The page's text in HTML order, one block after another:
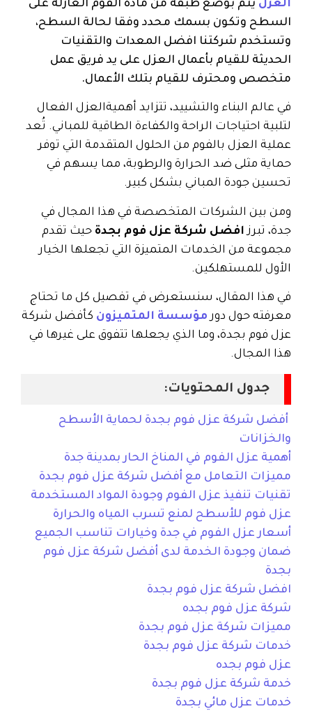
العزل يتم بوضع طبقة من مادة الفوم العازلة على
السطح وتكون بسمك محدد وفقا لحالة السطح،
وتستخدم شركتنا افضل المعدات والتقنيات
الحديثة للقيام بأعمال العزل على يد فريق عمل
متخصص ومحترف للقيام بتلك الأعمال.
في عالم البناء والتشييد، تتزايد أهميةالعزل الفعال
لتلبية احتياجات الراحة والكفاءة الطاقية للمباني. تُعد
عملية العزل بالفوم من الحلول المتقدمة التي توفر
حماية مثلى ضد الحرارة والرطوبة، مما يسهم في
تحسين جودة المباني بشكل كبير.
ومن بين الشركات المتخصصة في هذا المجال في
جدة، تبرز افضل شركة عزل فوم بجدة حيث تقدم
مجموعة من الخدمات المتميزة التي تجعلها الخيار
الأول للمستهلكين.
في هذا المقال، سنستعرض في تفصيل كل ما تحتاج
معرفته حول دورمؤسسة المتميزون كأفضل شركة
عزل فوم بجدة، وما الذي يجعلها تتفوق على غيرها في
هذا المجال.
جدول المحتويات:
أفضل شركة عزل فوم بجدة لحماية الأسطح
والخزانات
أهمية عزل الفوم في المناخ الحار بمدينة جدة
مميزات التعامل مع أفضل شركة عزل فوم بجدة
تقنيات تنفيذ عزل الفوم وجودة المواد المستخدمة
عزل فوم للأسطح لمنع تسرب المياه والحرارة
أسعار عزل الفوم في جدة وخيارات تناسب الجميع
ضمان وجودة الخدمة لدى أفضل شركة عزل فوم
بجدة
افضل شركة عزل فوم بجدة
شركة عزل فوم بجده
مميزات شركة عزل فوم بجدة
خدمات شركة عزل فوم بجدة
عزل فوم بجده
خدمة شركة عزل فوم بجدة
خدمات عزل مائي بجدة